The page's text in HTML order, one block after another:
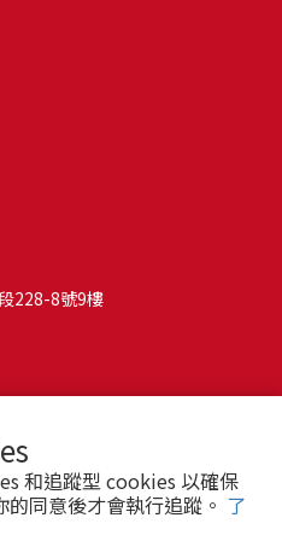
和追蹤型 cookies 以確保
同意後才會執行追蹤。 了
幾個月大的幼犬最適合開始訓
（約8-10週大）。3-16週是社會
鐘內。Q2: 幼犬如廁訓練需要多久
咬時堅定說「不」，並引導至適
功時立即獎勵。限制活動範圍並
用專用除臭劑徹底清理。Q5: 幼犬
求注意力、警戒、焦慮）。訓練
避免對吠叫作出反應，確保充分
可能導致恐懼或攻擊行為，破壞
從友善成犬開始。不強迫互動，
業幼犬社交課程。Q8: 幼犬分離焦
逐漸延長。離開和返家時保持低
立可預測的離家儀式。每隻幼犬
感，導致糞便變軟或拉稀。如果
腸胃就可能跟著「鬧脾氣」。冬
免冷風直吹。夏天補充水分，可
咪腸胃受影響。重點提醒：換季
當調整環境，幫助毛孩適應！ 貓
可能是 寄生蟲感染（如蛔蟲、鈎
這類情況會影響營養吸收，長期
力下降。定期驅蟲（幼貓建議每
觀察貓咪精神狀態，如果還伴隨
重點提醒：如果貓咪拉肚子超過 2
院檢查！ 貓咪拉肚子原因5. 情緒
，也會影響貓咪的腸胃！過度緊
喧嘩），都可能讓貓咪拉肚子。
適應力比較低，壓力一大，腸胃
量讓貓咪的作息固定。給貓咪陪
不是很抓狂？別擔心！其實只要
能有效減少貓咪掉毛情況。從梳
這些小撇步不僅能幫助貓咪維持
梳毛養貓必備神器就是各種梳子
控制方法。定期梳理可以幫貓咪
毛貓每週梳1-2次，長毛貓則建議
重要，可以準備橡膠刷、鬃毛刷
得將梳毛變成愉快的日常儀式，
貓咪享受被梳理的舒適感！預防
己清潔，不需要洗澡」這個想法
幫助貓咪清除死毛和皮屑，減少
3個月洗一次就足夠，過度洗澡反
設計的溫和洗毛精，洗後一定要
。如果貓咪特別害怕洗澡，可以
較低的入門款，觀察一下貓咪的
！ 項目費用用品貓碗$300貓窩
板$300外出籠$1,000一次性養貓
準備一個專屬他的「寶座」，當
進行放電，但在家中還是需要擺
，貓跳台與貓窩相同，能給予貓
用品相關花費4：貓砂盆貓咪排泄
不宜過小。一次性養貓用品相關
磨爪的貓抓板。一次性養貓用品
以適度讓貓咪適應外出籠，避免
來說貓咪在健康及用品的一次性
等。雖說金額看起來不少，但以上
228-8號9樓